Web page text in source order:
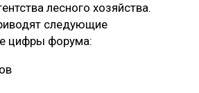
лесного хозяйства.
следующие
цифры форума: